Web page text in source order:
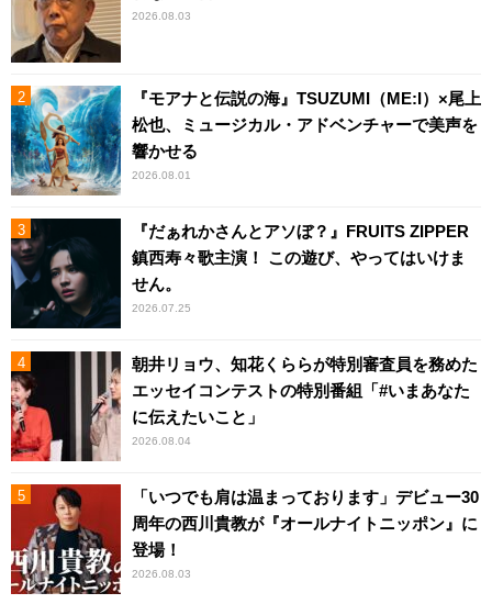
2026.08.03
『モアナと伝説の海』TSUZUMI（ME:I）×尾上
松也、ミュージカル・アドベンチャーで美声を
響かせる
2026.08.01
『だぁれかさんとアソぼ？』FRUITS ZIPPER
鎮西寿々歌主演！ この遊び、やってはいけま
せん。
2026.07.25
朝井リョウ、知花くららが特別審査員を務めた
エッセイコンテストの特別番組「#いまあなた
に伝えたいこと」
2026.08.04
「いつでも肩は温まっております」デビュー30
周年の西川貴教が『オールナイトニッポン』に
登場！
2026.08.03